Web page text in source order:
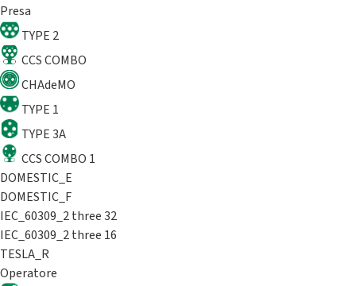
Presa
TYPE 2
CCS COMBO
CHAdeMO
TYPE 1
TYPE 3A
CCS COMBO 1
DOMESTIC_E
DOMESTIC_F
IEC_60309_2 three 32
IEC_60309_2 three 16
TESLA_R
Operatore